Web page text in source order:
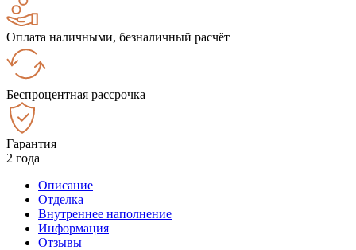
Оплата наличными, безналичный расчёт
Беспроцентная рассрочка
Гарантия
2 года
Описание
Отделка
Внутреннее наполнение
Информация
Отзывы